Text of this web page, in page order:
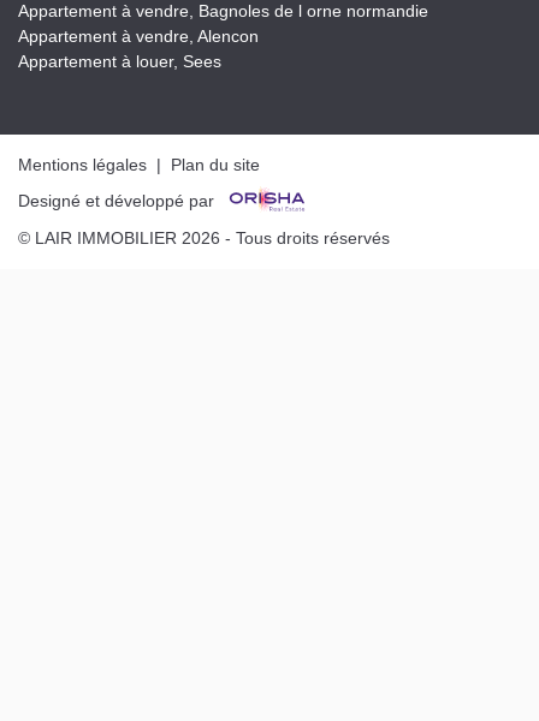
Appartement à vendre, Bagnoles de l orne normandie
Appartement à vendre, Alencon
Appartement à louer, Sees
Mentions légales | Plan du site
Designé et développé par
© LAIR IMMOBILIER 2026 - Tous droits réservés